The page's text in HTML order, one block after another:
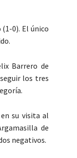
0). El único
Barrero de
los tres
su visita al
de
negativos.